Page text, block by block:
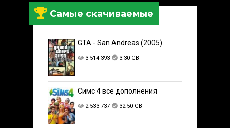
Самые скачиваемые
GTA - San Andreas (2005)
3 514 393 3.30 GB
Симс 4 все дополнения
2 533 737 32.50 GB